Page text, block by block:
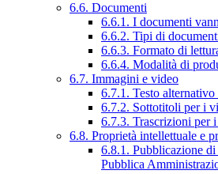
6.6. Documenti
6.6.1. I documenti
6.6.2. Tipi di
6.6.3. Formato di
6.6.4. Modalità di
6.7. Immagini e video
6.7.1. Testo
6.7.2. Sottotitoli per i
6.7.3. Trascrizioni per
6.8. Proprietà intellettuale e
6.8.1. Pubblicazione
Pubblica